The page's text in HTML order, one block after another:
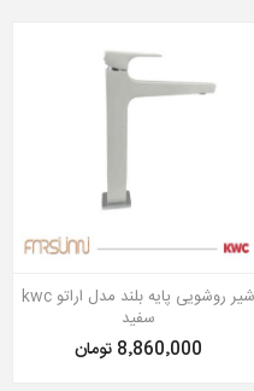
شیر روشویی پایه بلند مدل اراتو kwc
سفید
8٬860٬000 تومان